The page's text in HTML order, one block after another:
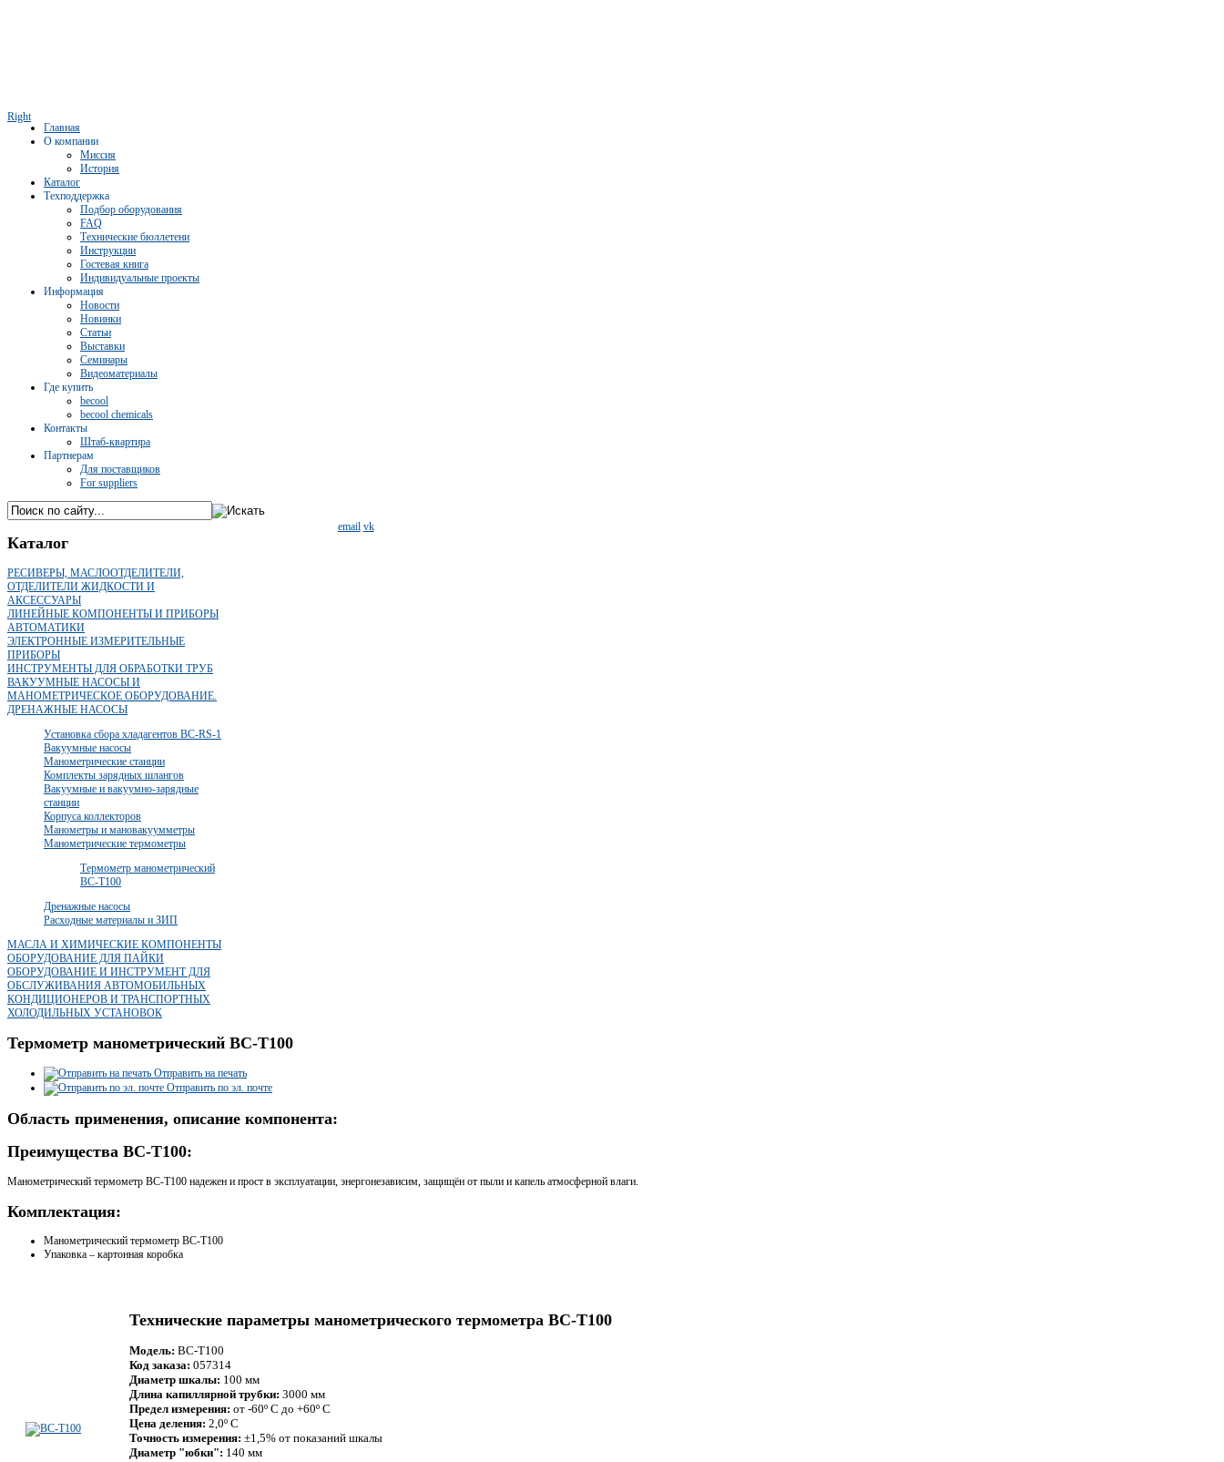
Right
Главная
О компании
Миссия
История
Каталог
Техподдержка
Подбор оборудования
FAQ
Технические бюллетени
Инструкции
Гостевая книга
Индивидуальные проекты
Информация
Новости
Новинки
Статьи
Выставки
Семинары
Видеоматериалы
Где купить
becool
becool chemicals
Контакты
Штаб-квартира
Партнерам
Для поставщиков
For suppliers
email vk
Каталог
РЕСИВЕРЫ, МАСЛООТДЕЛИТЕЛИ,
ОТДЕЛИТЕЛИ ЖИДКОСТИ И
АКСЕССУАРЫ
ЛИНЕЙНЫЕ КОМПОНЕНТЫ И ПРИБОРЫ
АВТОМАТИКИ
ЭЛЕКТРОННЫЕ ИЗМЕРИТЕЛЬНЫЕ
ПРИБОРЫ
ИНСТРУМЕНТЫ ДЛЯ ОБРАБОТКИ ТРУБ
ВАКУУМНЫЕ НАСОСЫ И
МАНОМЕТРИЧЕСКОЕ ОБОРУДОВАНИЕ.
ДРЕНАЖНЫЕ НАСОСЫ
Установка сбора хладагентов BC-RS-1
Вакуумные насосы
Манометрические станции
Комплекты зарядных шлангов
Вакуумные и вакуумно-зарядные
станции
Корпуса коллекторов
Манометры и мановакуумметры
Манометрические термометры
Термометр манометрический
BC-T100
Дренажные насосы
Расходные материалы и ЗИП
МАСЛА И ХИМИЧЕСКИЕ КОМПОНЕНТЫ
ОБОРУДОВАНИЕ ДЛЯ ПАЙКИ
ОБОРУДОВАНИЕ И ИНСТРУМЕНТ ДЛЯ
ОБСЛУЖИВАНИЯ АВТОМОБИЛЬНЫХ
КОНДИЦИОНЕРОВ И ТРАНСПОРТНЫХ
ХОЛОДИЛЬНЫХ УСТАНОВОК
Термометр манометрический BC-T100
Отправить на печать
Отправить по эл. почте
Область применения, описание компонента:
Преимущества BC-T100:
Манометрический термометр BC-T100 надежен и прост в эксплуатации, энергонезависим, защищён от пыли и капель атмосферной влаги.
Комплектация:
Манометрический термометр BC-T100
Упаковка – картонная коробка
Технические параметры манометрического термометра BC-T100
Модель: BC-T100
Код заказа: 057314
Диаметр шкалы: 100 мм
Длина капиллярной трубки: 3000 мм
Предел измерения: от -60º С до +60º С
Цена деления: 2,0º С
Точность измерения: ±1,5% от показаний шкалы
Диаметр "юбки": 140 мм